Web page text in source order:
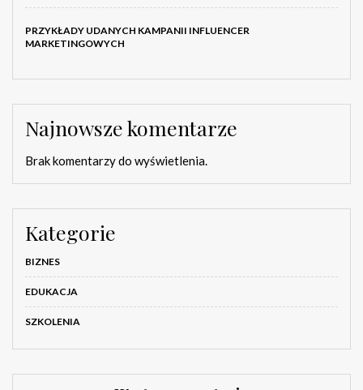
PRZYKŁADY UDANYCH KAMPANII INFLUENCER
MARKETINGOWYCH
Najnowsze komentarze
Brak komentarzy do wyświetlenia.
Kategorie
BIZNES
EDUKACJA
SZKOLENIA